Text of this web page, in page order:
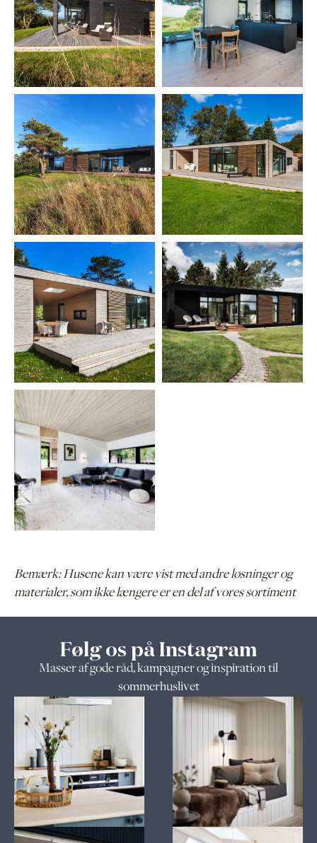
Bemærk: Husene kan være vist med andre løsninger og
materialer, som ikke længere er en del af vores sortiment
Følg os på Instagram
Masser af gode råd, kampagner og inspiration til
sommerhuslivet